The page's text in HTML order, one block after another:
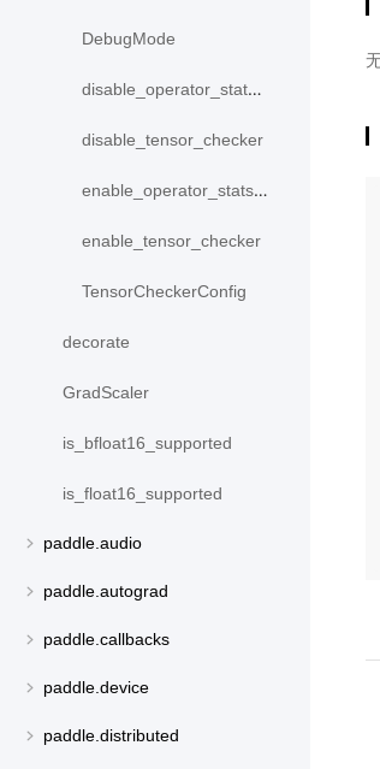
DebugMode
disable_operator_stats_collection
disable_tensor_checker
enable_operator_stats_collection
enable_tensor_checker
TensorCheckerConfig
decorate
GradScaler
is_bfloat16_supported
is_float16_supported
paddle.audio
paddle.autograd
paddle.callbacks
paddle.device
paddle.distributed